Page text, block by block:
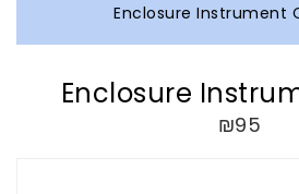
Enclosure Instrument
Enclosure
₪95